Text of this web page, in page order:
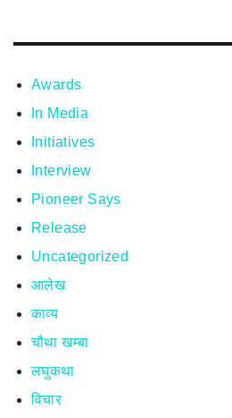
Awards
In Media
Initiatives
Interview
Pioneer Says
Release
Uncategorized
आलेख
काव्य
चौथा खम्बा
लघुकथा
विचार